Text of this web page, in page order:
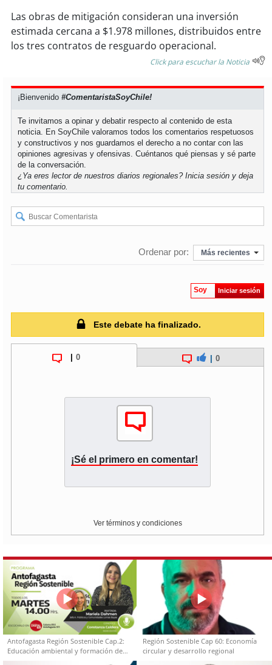
Las obras de mitigación consideran una inversión
estimada cercana a $1.978 millones, distribuidos entre
los tres contratos de resguardo operacional.
Click para escuchar la Noticia
¡Bienvenido#ComentaristaSoyChile!
Te invitamos a opinar y debatir respecto al contenido de esta
noticia. En SoyChile valoramos todos los comentarios respetuosos
y constructivos y nos guardamos el derecho a no contar con las
opiniones agresivas y ofensivas. Cuéntanos qué piensas y sé parte
de la conversación.
¿Ya eres lector de nuestros diarios regionales?Inicia sesión y deja
tu comentario.
Ordenar por: Más recientes
Soy Iniciar sesión
Este debate ha finalizado.
0 0
¡Sé el primero en comentar!
Ver términos y condiciones
Antofagasta Región Sostenible Cap.2:
Educación ambiental y formación de
capacidades técnicas
Región Sostenible Cap 60: Economía
circular y desarrollo regional